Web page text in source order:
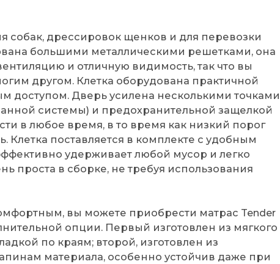
собак, дрессировок щенков и для перевозки
большими металлическими решетками, она
и отличную видимость, так что вы
другом. Клетка оборудована практичной
Дверь усилена несколькими точками
системы) и предохранительной защелкой
в любое время, в то время как низкий порог
Клетка поставляется в комплекте с удобным
удерживает любой мусор и легко
проста в сборке, не требуя использования
вы можете приобрести матрас Tender
опции. Первый изготовлен из мягкого
по краям; второй, изготовлен из
материала, особенно устойчив даже при